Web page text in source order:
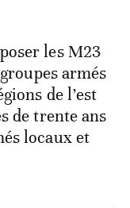
les M23
armés
de l’est
de trente ans
locaux et